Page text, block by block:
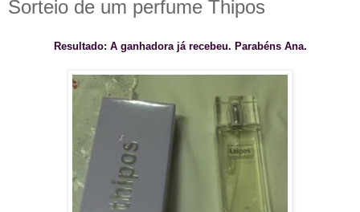
Sorteio de um perfume Thipos
Resultado: A ganhadora já recebeu. Parabéns Ana.